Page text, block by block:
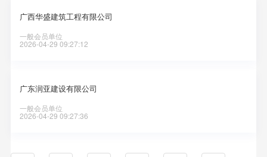
广西华盛建筑工程有限公司
一般会员单位
2026-04-29 09:27:12
广东润亚建设有限公司
一般会员单位
2026-04-29 09:27:36